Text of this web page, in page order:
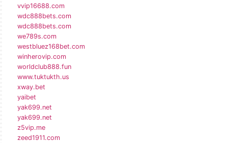
vvip16688.com
wdc888bets.com
wdc888bets.com
we789s.com
westbluez168bet.com
winherovip.com
worldclub888.fun
www.tuktukth.us
xway.bet
yaibet
yak699.net
yak699.net
z5vip.me
zeed1911.com